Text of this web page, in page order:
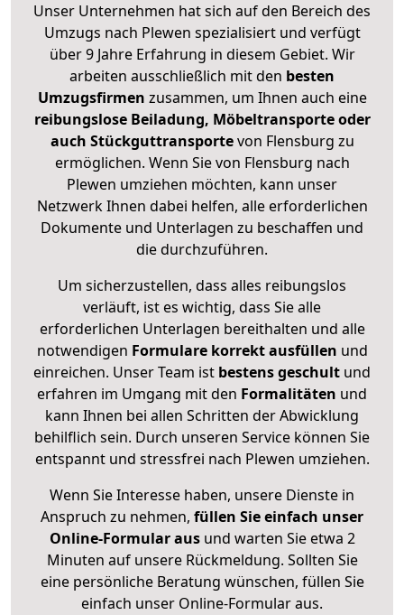
Unser Unternehmen hat sich auf den Bereich des
Umzugs nach Plewen spezialisiert und verfügt
über 9 Jahre Erfahrung in diesem Gebiet. Wir
arbeiten ausschließlich mit den besten
Umzugsfirmen zusammen, um Ihnen auch eine
reibungslose Beiladung, Möbeltransporte oder
auch Stückguttransportevon Flensburg zu
ermöglichen. Wenn Sie von Flensburg nach
Plewen umziehen möchten, kann unser
Netzwerk Ihnen dabei helfen, alle erforderlichen
Dokumente und Unterlagen zu beschaffen und
die durchzuführen.
Um sicherzustellen, dass alles reibungslos
verläuft, ist es wichtig, dass Sie alle
erforderlichen Unterlagen bereithalten und alle
notwendigen Formulare korrekt ausfüllen und
einreichen. Unser Team ist bestens geschult und
erfahren im Umgang mit den Formalitäten und
kann Ihnen bei allen Schritten der Abwicklung
behilflich sein. Durch unseren Service können Sie
entspannt und stressfrei nach Plewen umziehen.
Wenn Sie Interesse haben, unsere Dienste in
Anspruch zu nehmen, füllen Sie einfach unser
Online-Formular ausund warten Sie etwa 2
Minuten auf unsere Rückmeldung. Sollten Sie
eine persönliche Beratung wünschen, füllen Sie
einfach unser Online-Formular aus.